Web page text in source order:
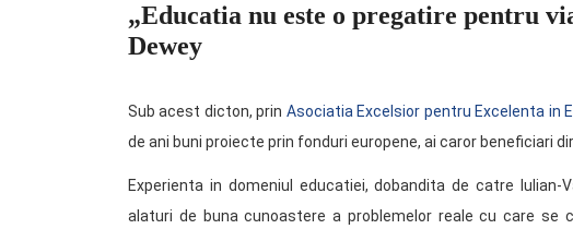
„Educatia nu este o pregatire pentru
Dewey
Sub acest dicton, prin Asociatia Excelsior pentru Excelenta in
de ani buni proiecte prin fonduri europene, ai caror beneficiari
Experienta in domeniul educatiei, dobandita de catre
alaturi de buna cunoastere a problemelor reale cu care se